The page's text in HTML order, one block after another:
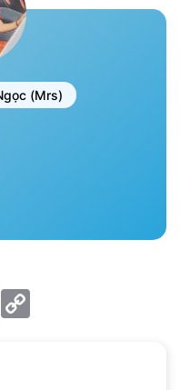
(Mrs)
Twitter